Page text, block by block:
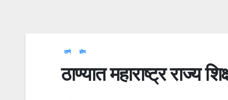
ठाणे होम
ठाण्यात महाराष्ट्र राज्य